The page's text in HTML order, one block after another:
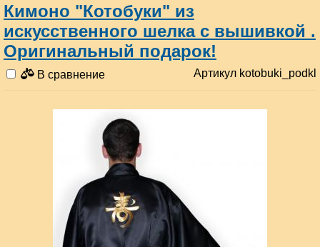
Кимоно "Котобуки" из
искусственного шелка с вышивкой .
Оригинальный подарок!
В сравнение Артикул kotobuki_podkl